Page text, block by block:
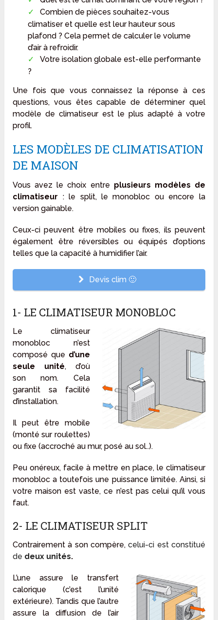
Combien de pièces souhaitez-vous
climatiser et quelle est leur hauteur sous
plafond ? Cela permet de calculer le volume
d’air à refroidir.
Votre isolation globale est-elle performante
?
Une fois que vous connaissez la réponse à ces
questions, vous êtes capable de déterminer quel
modèle de climatiseur est le plus adapté à votre
profil.
LES MODÈLES DE CLIMATISATION
DE MAISON
Vous avez le choix entre plusieurs modèles de
climatiseur : le split, le monobloc ou encore la
version gainable.
Ceux-ci peuvent être mobiles ou fixes, ils peuvent
également être réversibles ou équipés d’options
telles que la capacité à humidifier l’air.
Devis clim 🙂
1- LE CLIMATISEUR MONOBLOC
Le climatiseur
monobloc n’est
composé que d’une
seule unité, d’où
son nom. Cela
garantit sa facilité
d’installation.
Il peut être mobile
(monté sur roulettes)
ou fixe (accroché au mur, posé au sol..).
Peu onéreux, facile à mettre en place, le climatiseur
monobloc a toutefois une puissance limitée. Ainsi, si
votre maison est vaste, ce n’est pas celui qu’il vous
faut.
2- LE CLIMATISEUR SPLIT
Contrairement à son compère, celui-ci est constitué
de deux unités.
L’une assure le transfert
calorique (c’est l’unité
extérieure). Tandis que l’autre
assure la diffusion de l’air